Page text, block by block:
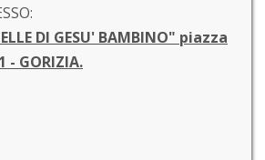
DI GESU' BAMBINO" piazza
- GORIZIA.